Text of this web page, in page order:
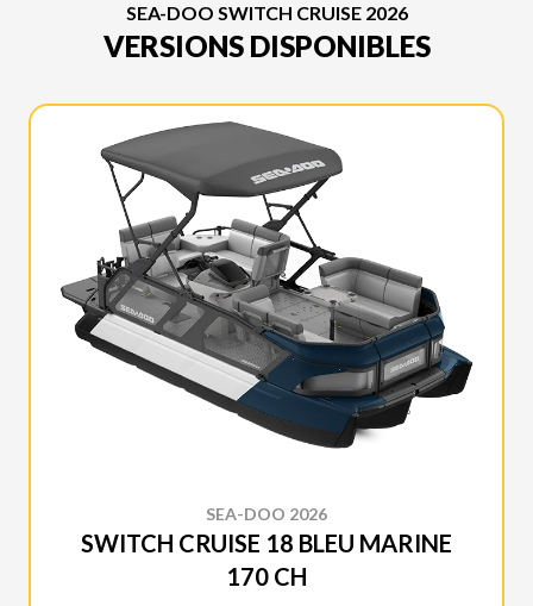
SEA-DOO SWITCH CRUISE 2026
VERSIONS DISPONIBLES
SEA-DOO 2026
SWITCH CRUISE 18 BLEU MARINE
170 CH